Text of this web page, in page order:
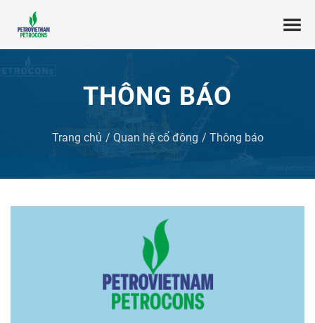
THÔNG BÁO
Trang chủ Quan hệ cổ đông Thông báo